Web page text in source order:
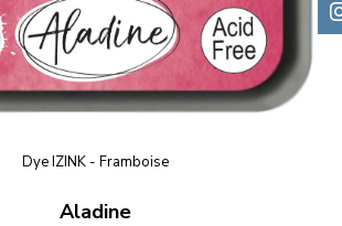
Dye IZINK - Framboise
Aladine